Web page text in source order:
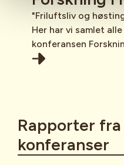
"Friluftsliv og
Her har vi samlet
konferansen
Rapporter
konferanser